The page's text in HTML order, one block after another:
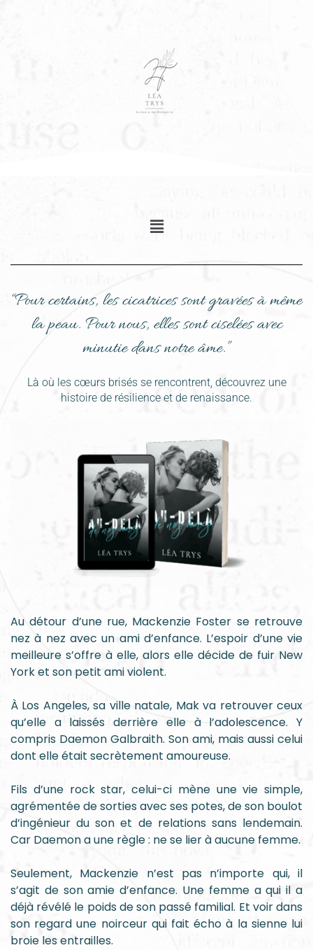
“Pour certains, les cicatrices sont gravées à même
la peau. Pour nous, elles sont ciselées avec
minutie dans notre âme.”
Là où les cœurs brisés se rencontrent, découvrez une
histoire de résilience et de renaissance.
Au détour d’une rue, Mackenzie Foster se retrouve
nez à nez avec un ami d’enfance. L’espoir d’une vie
meilleure s’offre à elle, alors elle décide de fuir New
York et son petit ami violent.
À Los Angeles, sa ville natale, Mak va retrouver ceux
qu’elle a laissés derrière elle à l’adolescence. Y
compris Daemon Galbraith. Son ami, mais aussi celui
dont elle était secrètement amoureuse.
Fils d’une rock star, celui-ci mène une vie simple,
agrémentée de sorties avec ses potes, de son boulot
d’ingénieur du son et de relations sans lendemain.
Car Daemon a une règle : ne se lier à aucune femme.
Seulement, Mackenzie n’est pas n’importe qui, il
s’agit de son amie d’enfance. Une femme a qui il a
déjà révélé le poids de son passé familial. Et voir dans
son regard une noirceur qui fait écho à la sienne lui
broie les entrailles.